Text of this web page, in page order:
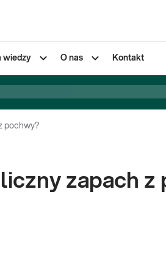
wiedzy O nas Kontakt
pochwy?
zapach z